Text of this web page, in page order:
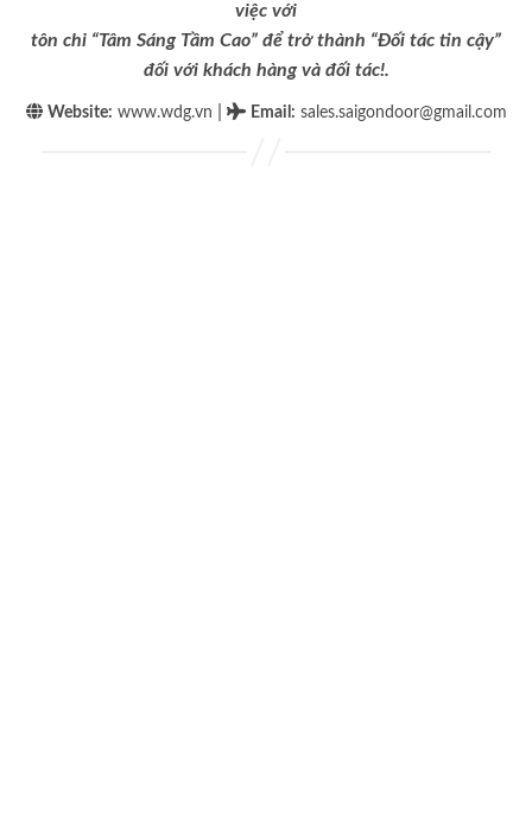
việc với
tôn chỉ “Tâm Sáng Tầm Cao” để trở thành “Đối tác tin cậy”
đối với khách hàng và đối tác!.
Website: www.wdg.vn Email : sales.saigondoor@gmail.com